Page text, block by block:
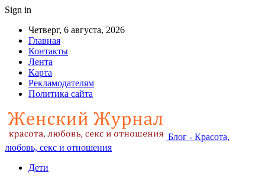
Sign in
Четверг, 6 августа, 2026
Главная
Контакты
Лента
Карта
Рекламодателям
Политика сайта
Блог - Красота,
любовь, секс и отношения
Дети